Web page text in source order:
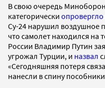
В свою очередь
категорически опровергло
Су-24 нарушил воздушное
что самолет находился на
России Владимир Путин
угрожал Турции, и назвал
«Сегодняшняя потеря
нанесли в спину